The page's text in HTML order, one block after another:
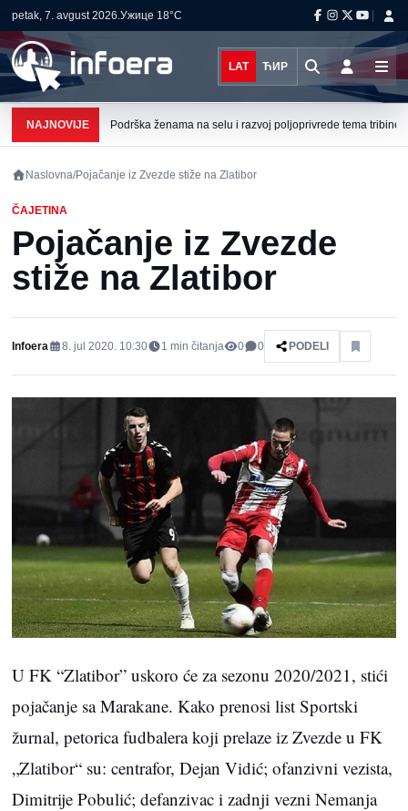
petak, 7. avgust 2026.Ужице 18°C
LAT ЋИР
NAJNOVIJE Podrška ženama na selu i razvoj poljoprivrede tema tribine
Naslovna/Pojačanje iz Zvezde stiže na Zlatibor
ČAJETINA
Pojačanje iz Zvezde
stiže na Zlatibor
Infoera 8. jul 2020. 10:30 1 min čitanja 0 0 PODELI
U FK “Zlatibor” uskoro će za sezonu 2020/2021, stići
pojačanje sa Marakane. Kako prenosi list Sportski
žurnal, petorica fudbalera koji prelaze iz Zvezde u FK
„Zlatibor“ su: centrafor, Dejan Vidić; ofanzivni vezista,
Dimitrije Pobulić; defanzivac i zadnji vezni Nemanja